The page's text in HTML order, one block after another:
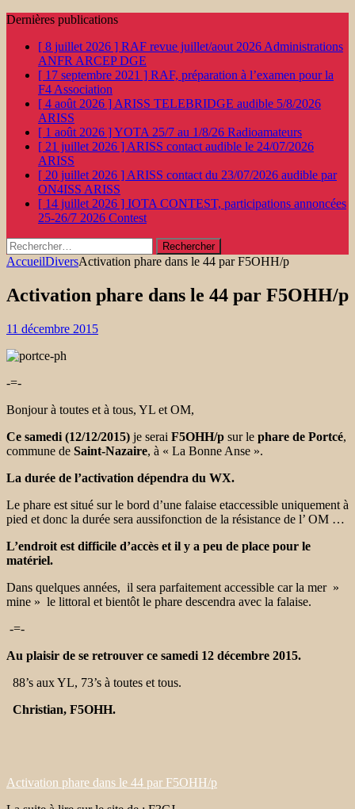
Dernières publications
[ 8 juillet 2026 ] RAF revue juillet/aout 2026 Administrations
ANFR ARCEP DGE
[ 17 septembre 2021 ] RAF, préparation à l’examen pour la
F4 Association
[ 4 août 2026 ] ARISS TELEBRIDGE audible 5/8/2026
ARISS
[ 1 août 2026 ]YOTA 25/7 au 1/8/26 Radioamateurs
[ 21 juillet 2026 ] ARISS contact audible le 24/07/2026
ARISS
[ 20 juillet 2026 ] ARISS contact du 23/07/2026 audible par
ON4ISS ARISS
[ 14 juillet 2026 ] IOTA CONTEST, participations annoncées
25-26/7 2026 Contest
Rechercher :
AccueilDiversActivation phare dans le 44 par F5OHH/p
Activation phare dans le 44 par F5OHH/p
11 décembre 2015
-=-
Bonjour à toutes et à tous, YL et OM,
Ce samedi (12/12/2015) je serai ​F5OHH/p ​sur le phare de Port​cé,
commune de Saint-Nazaire,​ ​à « La Bonne Anse ».
L​a durée de l’activation dépendra du WX​.
Le phare est situé sur le bord d’un​e​ falaise​ et​accessible uniquement à
pied et donc ​la durée sera​ aussi​fonction de la résistance de l’ OM …
L’endroit est difficile d’accès et ​il y a ​pe​​u de place pour le
matériel.
Dans quelques années, il sera parfaitement accessible car la mer​ ​​ »​
mine​ »​​ ​le littoral et bientôt ​le phare descendra avec la falaise.
-=-
Au plaisir de se retrouver ce samedi 12 ​décembre ​2015​.
​ 88’s aux YL, 73’s à toutes et tous.
Christian, F5OHH.
Activation phare dans le 44 par F5OHH/p